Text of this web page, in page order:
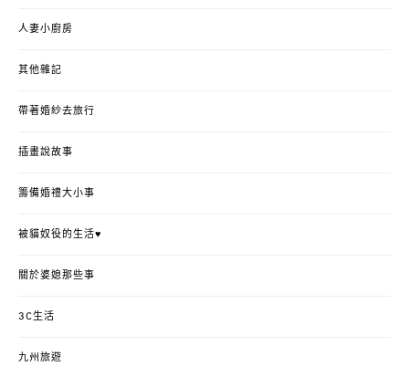
人妻小廚房
其他雜記
帶著婚紗去旅行
插畫說故事
籌備婚禮大小事
被貓奴役的生活♥
關於婆媳那些事
3C生活
九州旅遊